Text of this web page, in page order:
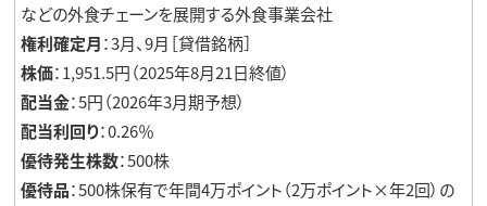
などの外食チェーンを展開する外食事業会社
権利確定月：3月、9月［貸借銘柄］
株価：1,951.5円（2025年8月21日終値）
配当金：5円（2026年3月期予想）
配当利回り：0.26％
優待発生株数：500株
優待品：500株保有で年間4万ポイント（2万ポイント×年2回）の